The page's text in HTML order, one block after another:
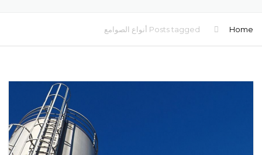
Home Posts tagged أنواع الصوامع